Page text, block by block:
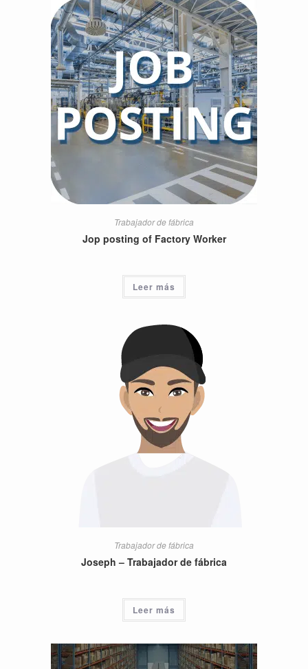
Trabajador de fábrica
Jop posting of Factory Worker
Leer más
Trabajador de fábrica
Joseph – Trabajador de fábrica
Leer más